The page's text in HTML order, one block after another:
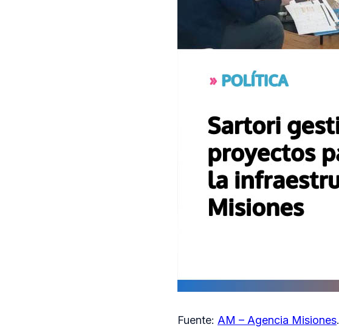
Fuente: AM – Agencia Misiones.